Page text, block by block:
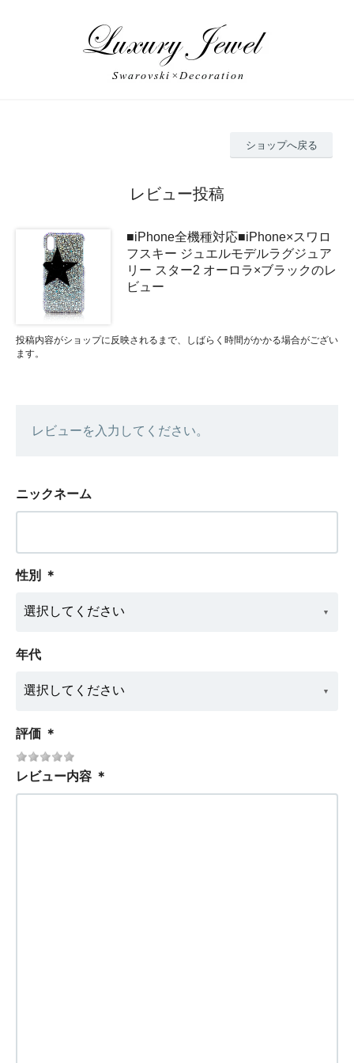
ショップへ戻る
レビュー投稿
■iPhone全機種対応■iPhone×スワロ
フスキー ジュエルモデルラグジュア
リー スター2 オーロラ×ブラックのレ
ビュー
投稿内容がショップに反映されるまで、しばらく時間がかかる場合がござい
ます。
レビューを入力してください。
ニックネーム
性別 ＊
年代
評価 ＊
レビュー内容 ＊